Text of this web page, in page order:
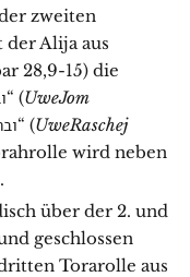
zweiten
Alija aus
28,9-15) die
beiden Abschnitte „וביום השבת“ (UweJom
) und „ובראשי חדשיכם“ (UweRaschej
wird neben
über der 2. und
geschlossen
Torarolle aus